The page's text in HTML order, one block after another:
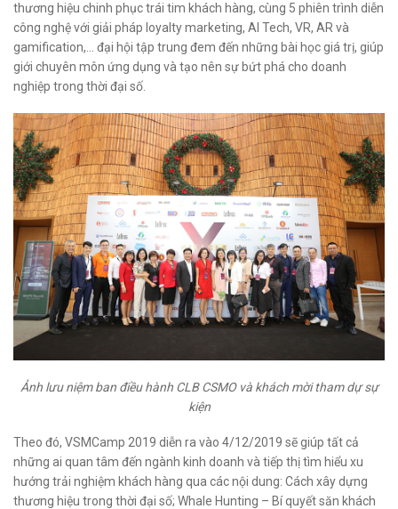
thương hiệu chinh phục trái tim khách hàng, cùng 5 phiên trình diễn
công nghệ với giải pháp loyalty marketing, AI Tech, VR, AR và
gamification,… đại hội tập trung đem đến những bài học giá trị, giúp
giới chuyên môn ứng dụng và tạo nên sự bứt phá cho doanh
nghiệp trong thời đại số.
Ảnh lưu niệm ban điều hành CLB CSMO và khách mời tham dự sự
kiện
Theo đó, VSMCamp 2019 diễn ra vào 4/12/2019 sẽ giúp tất cả
những ai quan tâm đến ngành kinh doanh và tiếp thị tìm hiểu xu
hướng trải nghiệm khách hàng qua các nội dung: Cách xây dựng
thương hiệu trong thời đại số; Whale Hunting – Bí quyết săn khách